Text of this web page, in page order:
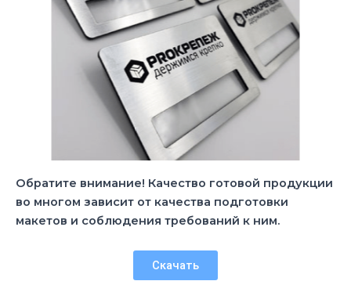
Обратите внимание! Качество готовой продукции
во многом зависит от качества подготовки
макетов и соблюдения требований к ним.
Скачать